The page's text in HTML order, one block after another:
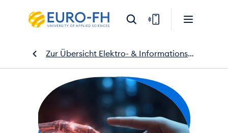
Zur Übersicht Elektro- & Informationstechnik